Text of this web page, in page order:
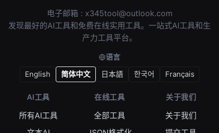
电子邮箱 : x345tool@outlook.com
发现最好的AI工具和免费在线实用工具。一站式AI工具和生
产力工具平台。
语言
English
简体中文 日本語 한국어 Français
AI工具
所有AI工具
在线工具
全部工具
关于我们
关于我们